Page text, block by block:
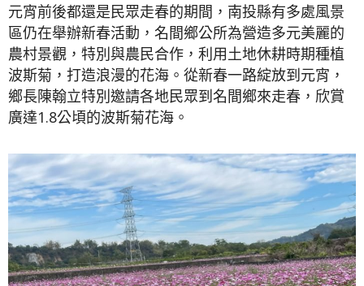
元宵前後都還是民眾走春的期間，南投縣有多處風景
區仍在舉辦新春活動，名間鄉公所為營造多元美麗的
農村景觀，特別與農民合作，利用土地休耕時期種植
波斯菊，打造浪漫的花海。從新春一路綻放到元宵，
鄉長陳翰立特別邀請各地民眾到名間鄉來走春，欣賞
廣達1.8公頃的波斯菊花海。